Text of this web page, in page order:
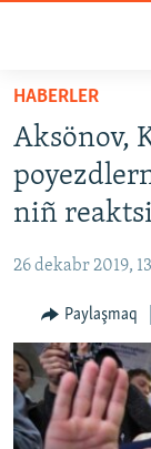
Esas
qaytmaq
Baş
navigatsiyağa
qaytmaq
Qıdıruvğa
HABERLER
İQTİSADİYAT
MEDENİYET
İNSAN AQLARI
VİDEO
SÜRET
BLOGLAR
HABERLER
Aksönov,
niñ
26 dekabr 2019,
Paylaşmaq